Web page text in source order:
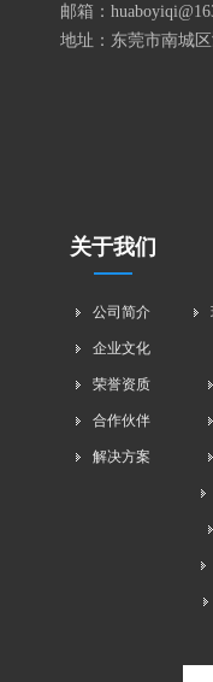
邮箱：
地址：东莞市南城
关于我们
公司简介
企业文化
荣誉资质
合作伙伴
解决方案